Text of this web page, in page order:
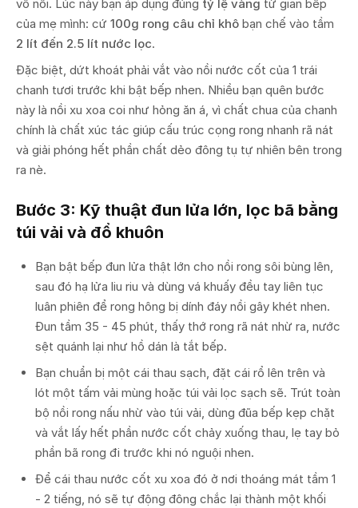
vô nồi. Lúc này bạn áp dụng đúng tỷ lệ vàng từ gian bếp
của mẹ mình: cứ 100g rong câu chỉ khô bạn chế vào tầm
2 lít đến 2.5 lít nước lọc.
Đặc biệt, dứt khoát phải vắt vào nồi nước cốt của 1 trái
chanh tươi trước khi bật bếp nhen. Nhiều bạn quên bước
này là nồi xu xoa coi như hỏng ăn á, vì chất chua của chanh
chính là chất xúc tác giúp cấu trúc cọng rong nhanh rã nát
và giải phóng hết phần chất dẻo đông tụ tự nhiên bên trong
ra nè.
Bước 3: Kỹ thuật đun lửa lớn, lọc bã bằng
túi vải và đổ khuôn
Bạn bật bếp đun lửa thật lớn cho nồi rong sôi bùng lên,
sau đó hạ lửa liu riu và dùng vá khuấy đều tay liên tục
luân phiên để rong hông bị dính đáy nồi gây khét nhen.
Đun tầm 35 - 45 phút, thấy thớ rong rã nát nhừ ra, nước
sệt quánh lại như hồ dán là tắt bếp.
Bạn chuẩn bị một cái thau sạch, đặt cái rổ lên trên và
lót một tấm vải mùng hoặc túi vải lọc sạch sẽ. Trút toàn
bộ nồi rong nấu nhừ vào túi vải, dùng đũa bếp kẹp chặt
và vắt lấy hết phần nước cốt chảy xuống thau, lẹ tay bỏ
phần bã rong đi trước khi nó nguội nhen.
Để cái thau nước cốt xu xoa đó ở nơi thoáng mát tầm 1
- 2 tiếng, nó sẽ tự động đông chắc lại thành một khối